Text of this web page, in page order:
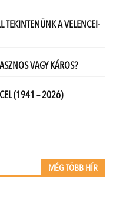
MÉG TÖBB HÍR